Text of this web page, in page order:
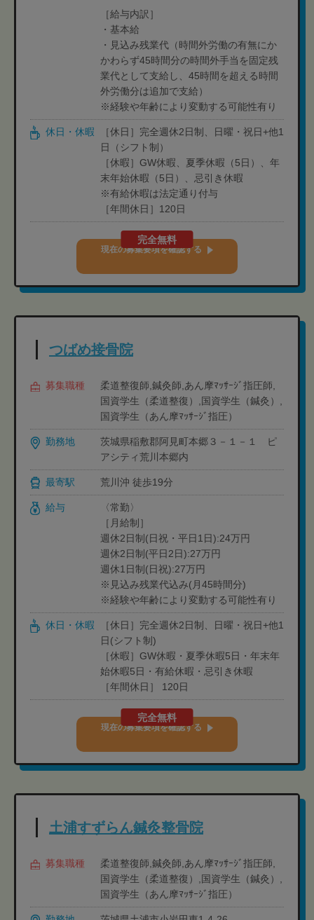
［給与内訳］
・基本給
・見込み残業代（時間外労働の有無にか
かわらず45時間分の時間外手当を固定残
業代として支給し、45時間を超える時間
外労働分は追加で支給）
※経験や年齢により変動する可能性有り
休日・休暇
［休日］完全週休2日制、日曜・祝日+他1
日（シフト制）
［休暇］GW休暇、夏季休暇（5日）、年
末年始休暇（5日）、忌引き休暇
※有給休暇は法定通り付与
［年間休日］120日
完全無料
現在の募集要項を確認する
つばめ接骨院
募集職種
柔道整復師,鍼灸師,あん摩ﾏｯｻｰｼﾞ指圧師,
国資学生（柔道整復）,国資学生（鍼灸）,
国資学生（あん摩ﾏｯｻｰｼﾞ指圧）
勤務地
茨城県稲敷郡阿見町本郷３－１－１ ピ
アシティ荒川本郷内
最寄駅 荒川沖 徒歩19分
給与
〈常勤〉
［月給制］
週休2日制(日祝・平日1日):24万円
週休2日制(平日2日):27万円
週休1日制(日祝):27万円
※見込み残業代込み(月45時間分)
※経験や年齢により変動する可能性有り
休日・休暇
［休日］完全週休2日制、日曜・祝日+他1
日(シフト制)
［休暇］GW休暇・夏季休暇5日・年末年
始休暇5日・有給休暇・忌引き休暇
［年間休日］ 120日
完全無料
現在の募集要項を確認する
土浦すずらん鍼灸整骨院
募集職種
柔道整復師,鍼灸師,あん摩ﾏｯｻｰｼﾞ指圧師,
国資学生（柔道整復）,国資学生（鍼灸）,
国資学生（あん摩ﾏｯｻｰｼﾞ指圧）